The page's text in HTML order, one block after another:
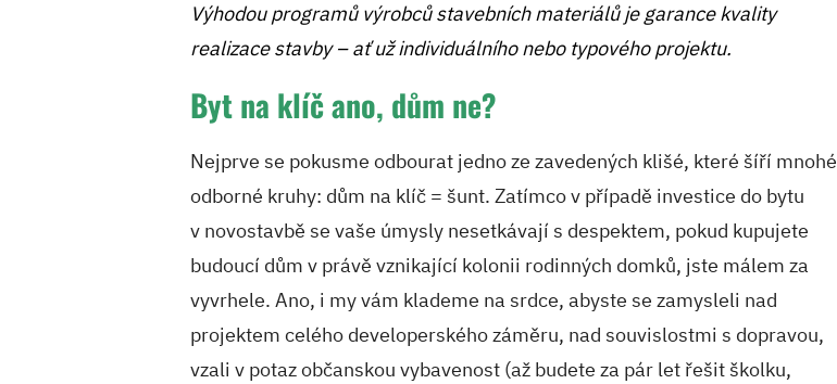
Výhodou programů výrobců stavebních materiálů je garance kvality
realizace stavby – ať už individuálního nebo typového projektu.
Byt na klíč ano, dům ne?
Nejprve se pokusme odbourat jedno ze zavedených klišé, které šíří mnohé
odborné kruhy: dům na klíč = šunt. Zatímco v případě investice do bytu
v novostavbě se vaše úmysly nesetkávají s despektem, pokud kupujete
budoucí dům v právě vznikající kolonii rodinných domků, jste málem za
vyvrhele. Ano, i my vám klademe na srdce, abyste se zamysleli nad
projektem celého developerského záměru, nad souvislostmi s dopravou,
vzali v potaz občanskou vybavenost (až budete za pár let řešit školku,